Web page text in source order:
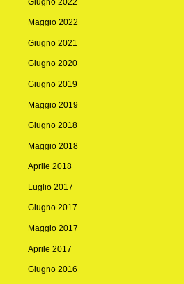
Maggio 2022
Giugno 2021
Giugno 2020
Giugno 2019
Maggio 2019
Giugno 2018
Maggio 2018
Aprile 2018
Luglio 2017
Giugno 2017
Maggio 2017
Aprile 2017
Giugno 2016